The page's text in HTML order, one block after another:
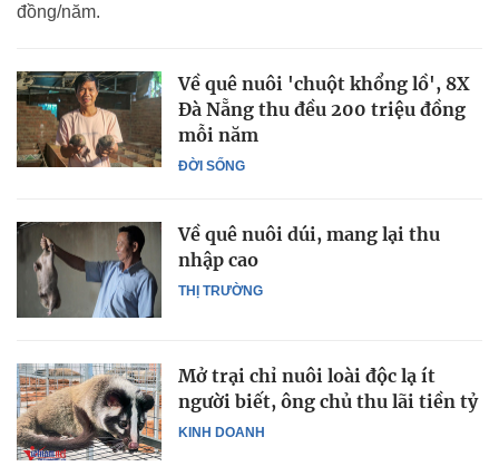
đồng/năm.
ĐỜI SỐNG
Về quê nuôi 'chuột khổng lồ', 8X
Đà Nẵng thu đều 200 triệu đồng
mỗi năm
THỊ TRƯỜNG
Về quê nuôi dúi, mang lại thu
nhập cao
KINH DOANH
Mở trại chỉ nuôi loài độc lạ ít
người biết, ông chủ thu lãi tiền tỷ